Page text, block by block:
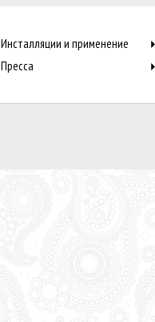
Инсталляции и применение
Пресса